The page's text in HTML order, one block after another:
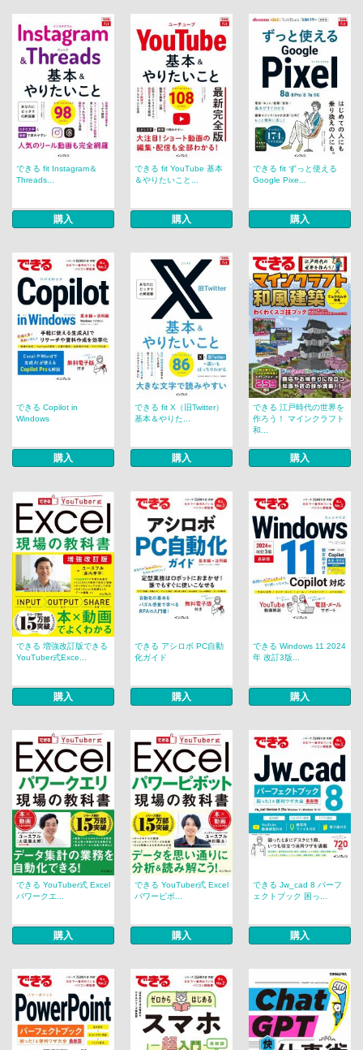
できる fit Instagram＆
Threads...
購入
できる fit YouTube 基本
＆やりたいこと...
購入
できる fit ずっと使える
Google Pixe...
購入
できる Copilot in
Windows
購入
できる fit X（旧Twitter）
基本＆やりた...
購入
できる 江戸時代の世界を
作ろう！ マインクラフト
和...
購入
できる 増強改訂版できる
YouTuber式Exce...
購入
できる アシロボ PC自動
化ガイド
購入
できる Windows 11 2024
年 改訂3版...
購入
できる YouTuber式 Excel
パワークエ...
購入
できる YouTuber式 Excel
パワーピボ...
購入
できる Jw_cad 8 パーフ
ェクトブック 困っ...
購入